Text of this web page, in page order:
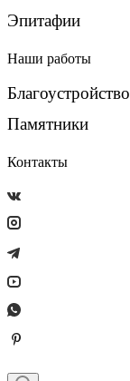
Эпитафии
Наши работы
Благоустройство
Памятники
Контакты